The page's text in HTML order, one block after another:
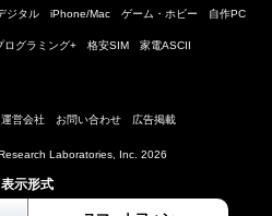
ジタル iPhone/Mac ゲーム・ホビー 自作PC
ログラミング+ 格安SIM 家電ASCII
運営会社 お問い合わせ 広告掲載
Laboratories, Inc. 2026
表示形式